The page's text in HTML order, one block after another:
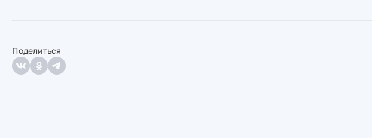
Поделиться